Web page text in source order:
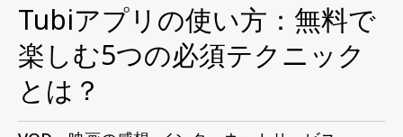
Tubiアプリの使い方：無料で
楽しむ5つの必須テクニック
とは？
無
料
で
楽
し